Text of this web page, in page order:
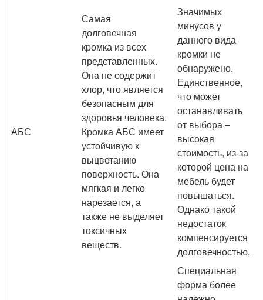
АБС
Самая
долговечная
кромка из всех
представленных.
Она не содержит
хлор, что является
безопасным для
здоровья человека.
Кромка АБС имеет
устойчивую к
выцветанию
поверхность. Она
мягкая и легко
нарезается, а
также не выделяет
токсичных
веществ.
Значимых
минусов у
данного вида
кромки не
обнаружено.
Единственное,
что может
останавливать
от выбора –
высокая
стоимость, из-за
которой цена на
мебель будет
повышаться.
Однако такой
недостаток
компенсируется
долговечностью.
Специальная
форма более